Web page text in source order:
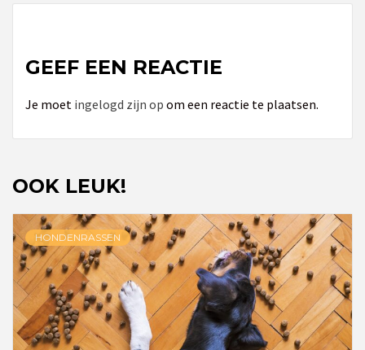
GEEF EEN REACTIE
Je moet ingelogd zijn op om een reactie te plaatsen.
OOK LEUK!
HONDENRASSEN